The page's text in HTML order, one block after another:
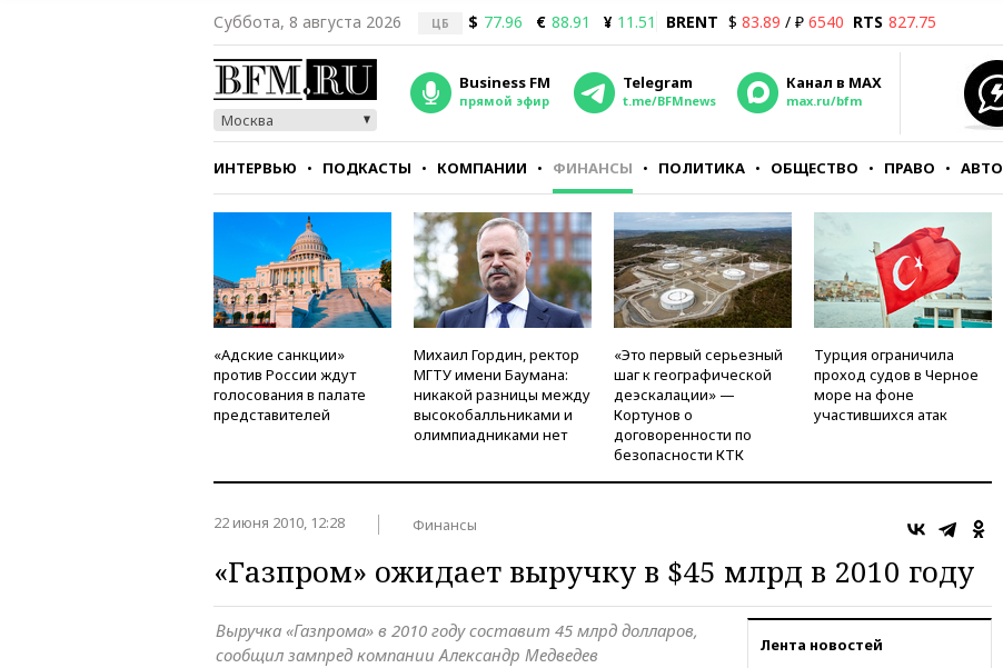
Суббота, 8 августа 2026 ЦБ $ 77.96 € 88.91 ¥ 11.51 BRENT $ 83.89 / ₽ 6540 RTS 827.75
Москва
Business FM
прямой эфир
Telegram
t.me/BFMnews
Канал в MAX
max.ru/bfm
ИНТЕРВЬЮ ПОДКАСТЫ КОМПАНИИ ФИНАНСЫ ПОЛИТИКА ОБЩЕСТВО ПРАВО АВТО
СТИЛЬ ТЕСТЫ
«Адские санкции»
против России ждут
голосования в палате
представителей
Михаил Гордин, ректор
МГТУ имени Баумана:
никакой разницы между
высокобалльниками и
олимпиадниками нет
«Это первый серьезный
шаг к географической
деэскалации» —
Кортунов о
договоренности по
безопасности КТК
Турция ограничила
проход судов в Черное
море на фоне
участившихся атак
22 июня 2010, 12:28 Финансы
«Газпром» ожидает выручку в $45 млрд в 2010 году
Лента новостей
Выручка «Газпрома» в 2010 году составит 45 млрд долларов,
сообщил зампред компании Александр Медведев